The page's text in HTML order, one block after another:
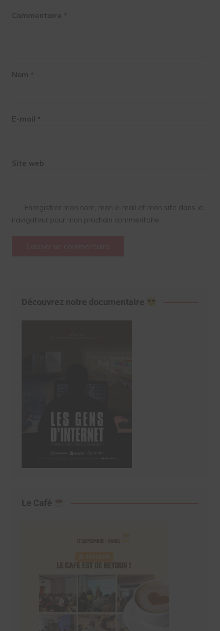
Commentaire *
Nom *
E-mail *
Site web
Enregistrer mon nom, mon e-mail et mon site dans le
navigateur pour mon prochain commentaire.
Découvrez notre documentaire
Le Café